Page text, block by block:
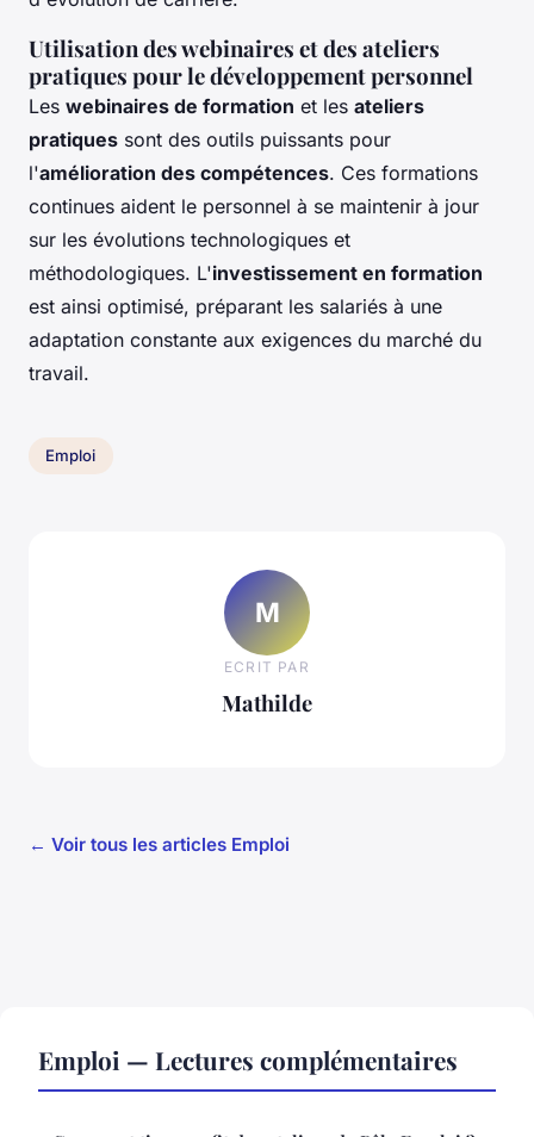
Utilisation des webinaires et des ateliers
pratiques pour le développement personnel
Les webinaires de formation et les ateliers
pratiques sont des outils puissants pour
l'amélioration des compétences. Ces formations
continues aident le personnel à se maintenir à jour
sur les évolutions technologiques et
méthodologiques. L'investissement en formation
est ainsi optimisé, préparant les salariés à une
adaptation constante aux exigences du marché du
travail.
Emploi
M
ECRIT PAR
Mathilde
← Voir tous les articles Emploi
Emploi — Lectures complémentaires